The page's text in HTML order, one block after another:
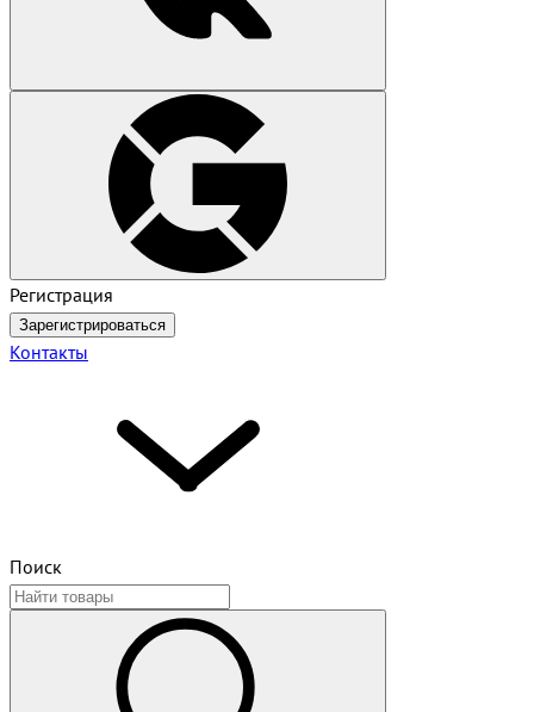
Регистрация
Зарегистрироваться
Контакты
Поиск